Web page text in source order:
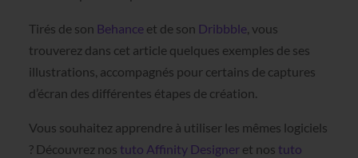
Tirés de son Behanceet de son Dribbble, vous
trouverez dans cet article quelques exemples de ses
illustrations, accompagnés pour certains de captures
d’écran des différentes étapes de création.
Vous souhaitez apprendre à utiliser les mêmes logiciels
? Découvrez nos tuto Affinity Designeret nos tuto